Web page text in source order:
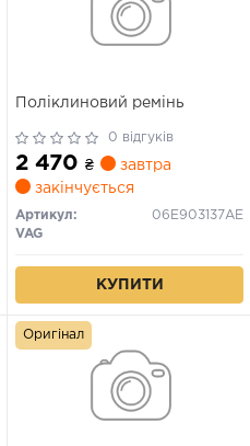
Поліклиновий ремінь
0 відгуків
2 470 ₴
завтра
закінчується
Артикул:
06E903137AE
VAG
КУПИТИ
Оригінал